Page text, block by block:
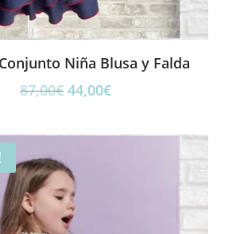
Niña Blusa y Falda
87,00€El
original
87,00€.
44,00€El
actual